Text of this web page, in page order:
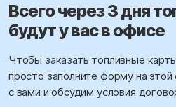
Всего через 3 дня
будут у вас в офисе
Чтобы заказать топливные
просто заполните форму на
с вами и обсудим условия